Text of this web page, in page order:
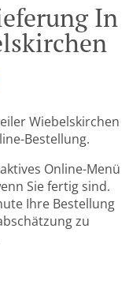
In
Wiebelskirchen
Bestellung.
Online-Menü
Sie fertig sind.
Ihre Bestellung
zu